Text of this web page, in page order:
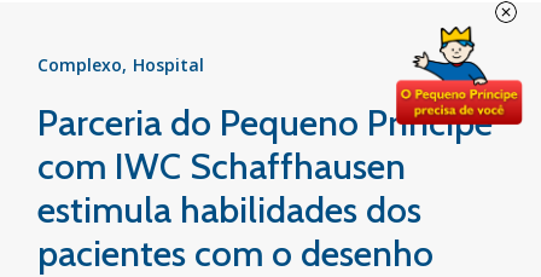
Complexo Hospital
Parceria do Pequeno Príncipe
com IWC Schaffhausen
estimula habilidades dos
pacientes com o desenho